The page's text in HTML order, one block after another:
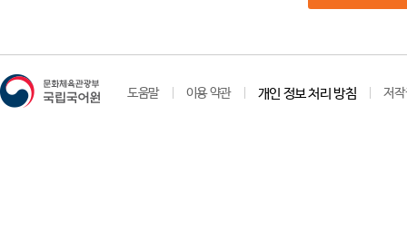
도움말 이용 약관 개인 정보 처리 방침 저